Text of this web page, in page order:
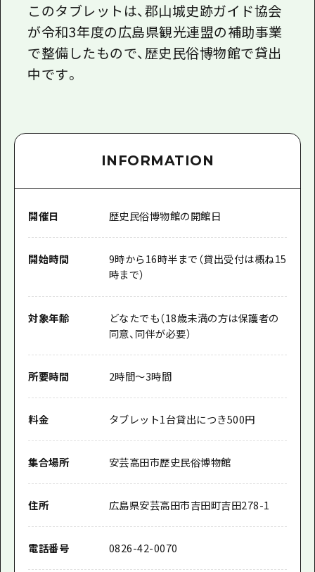
このタブレットは、郡山城史跡ガイド協会
が令和3年度の広島県観光連盟の補助事業
で整備したもので、歴史民俗博物館で貸出
中です。
INFORMATION
開催日 歴史民俗博物館の開館日
開始時間
9時から16時半まで（貸出受付は概ね15
時まで）
対象年齢
どなたでも（18歳未満の方は保護者の
同意、同伴が必要）
所要時間 2時間～3時間
料金 タブレット1台貸出につき500円
集合場所 安芸高田市歴史民俗博物館
住所 広島県安芸高田市吉田町吉田278-1
電話番号 0826-42-0070